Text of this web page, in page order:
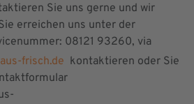
Sie uns gerne und wir
erreichen uns unter der
08121 93260, via
frisch.de kontaktieren oder Sie